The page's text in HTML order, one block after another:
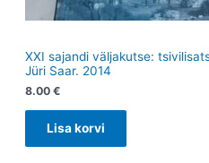
XXI sajandi väljakutse:
Jüri Saar. 2014
8.00 €
Lisa korvi